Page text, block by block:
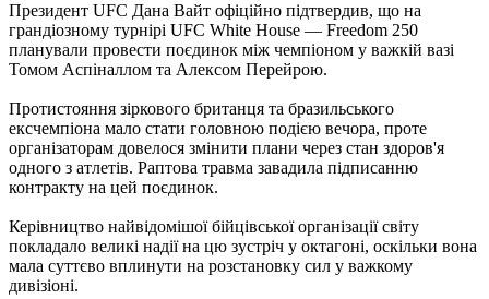
Президент UFC Дана Вайт офіційно підтвердив, що на
грандіозному турнірі UFC White House — Freedom 250
планували провести поєдинок між чемпіоном у важкій вазі
Томом Аспіналлом та Алексом Перейрою.
Протистояння зіркового британця та бразильського
ексчемпіона мало стати головною подією вечора, проте
організаторам довелося змінити плани через стан здоров'я
одного з атлетів. Раптова травма завадила підписанню
контракту на цей поєдинок.
Керівництво найвідомішої бійцівської організації світу
покладало великі надії на цю зустріч у октагоні, оскільки вона
мала суттєво вплинути на розстановку сил у важкому
дивізіоні.